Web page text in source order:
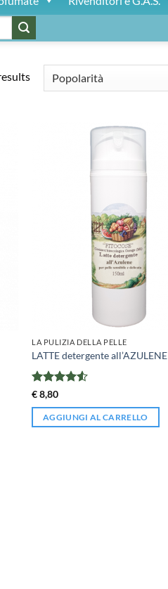
LA PULIZIA DELLA PELLE
LATTE detergente all’AZULENE
Valutato
€8,80
AGGIUNGI AL CARRELLO